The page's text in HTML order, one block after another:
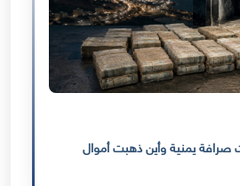
صرافة يمنية وأين ذهبت أموال